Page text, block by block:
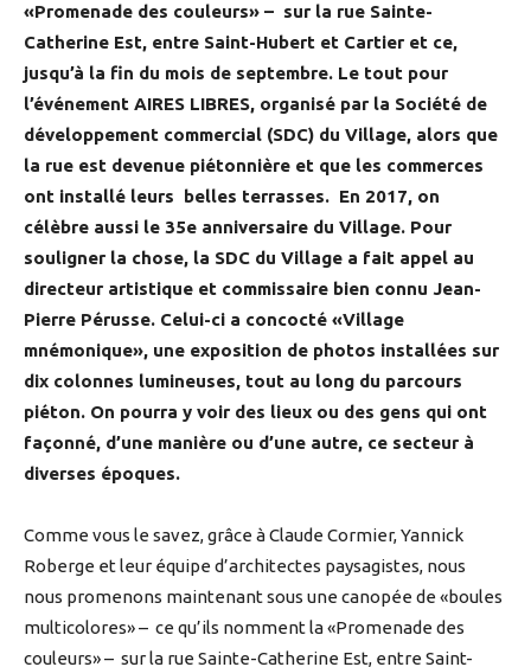
«Promenade des couleurs» – sur la rue Sainte-
Catherine Est, entre Saint-Hubert et Cartier et ce,
jusqu’à la fin du mois de septembre. Le tout pour
l’événement AIRES LIBRES, organisé par la Société de
développement commercial (SDC) du Village, alors que
la rue est devenue piétonnière et que les commerces
ont installé leurs belles terrasses. En 2017, on
célèbre aussi le 35e anniversaire du Village. Pour
souligner la chose, la SDC du Village a fait appel au
directeur artistique et commissaire bien connu Jean-
Pierre Pérusse. Celui-ci a concocté «Village
mnémonique», une exposition de photos installées sur
dix colonnes lumineuses, tout au long du parcours
piéton. On pourra y voir des lieux ou des gens qui ont
façonné, d’une manière ou d’une autre, ce secteur à
diverses époques.
Comme vous le savez, grâce à Claude Cormier, Yannick
Roberge et leur équipe d’architectes paysagistes, nous
nous promenons maintenant sous une canopée de «boules
multicolores» – ce qu’ils nomment la «Promenade des
couleurs» – sur la rue Sainte-Catherine Est, entre Saint-